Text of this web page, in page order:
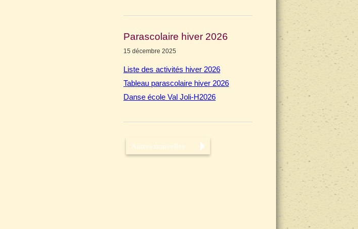
Parascolaire hiver 2026
15 décembre 2025
Liste des activités hiver 2026
Tableau parascolaire hiver 2026
Danse école Val Joli-H2026
Autres nouvelles